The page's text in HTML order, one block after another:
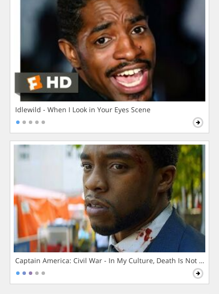
Idlewild - When I Look in Your Eyes Scene
Captain America: Civil War - In My Culture, Death Is Not The